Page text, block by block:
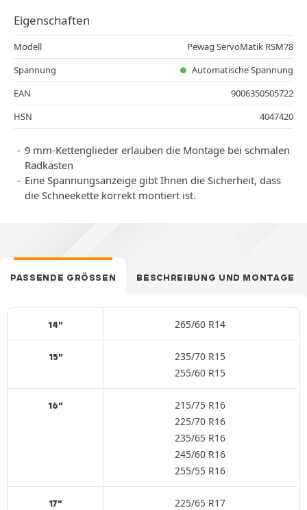
Eigenschaften
Modell
Pewag ServoMatik RSM78
Spannung
Automatische Spannung
EAN
9006350505722
HSN
4047420
9 mm-Kettenglieder erlauben die Montage bei schmalen
Radkästen
Eine Spannungsanzeige gibt Ihnen die Sicherheit, dass
die Schneekette korrekt montiert ist.
PASSENDE GRÖSSEN BESCHREIBUNG UND MONTAGE
14" 265/60 R14
15"
235/70 R15
255/60 R15
16"
215/75 R16
225/70 R16
235/65 R16
245/60 R16
255/55 R16
17"
225/65 R17